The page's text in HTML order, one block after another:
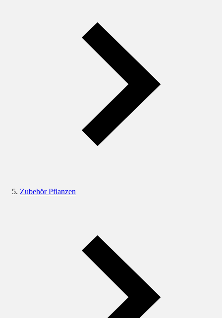
Zubehör Pflanzen